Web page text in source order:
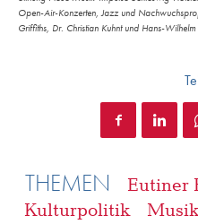
Open-Air-Konzerten, Jazz und
Griffiths, Dr. Christian Kuhnt und Hans-
THEMEN
Eutiner
Kulturpolitik